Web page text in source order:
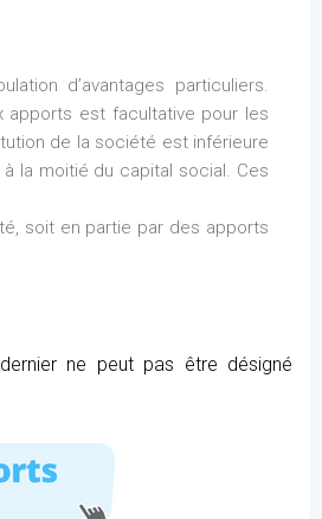
d’avantages particuliers.
apports est facultative pour les
de la société est inférieure
la moitié du capital social. Ces
soit en partie par des apports
ne peut pas être désigné